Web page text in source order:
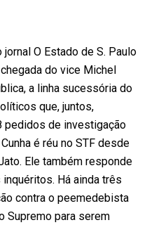
O Estado de S. Paulo
do vice Michel
a linha sucessória do
que, juntos,
pedidos de investigação
é réu no STF desde
Ele também responde
Há ainda três
contra o peemedebista
Supremo para serem